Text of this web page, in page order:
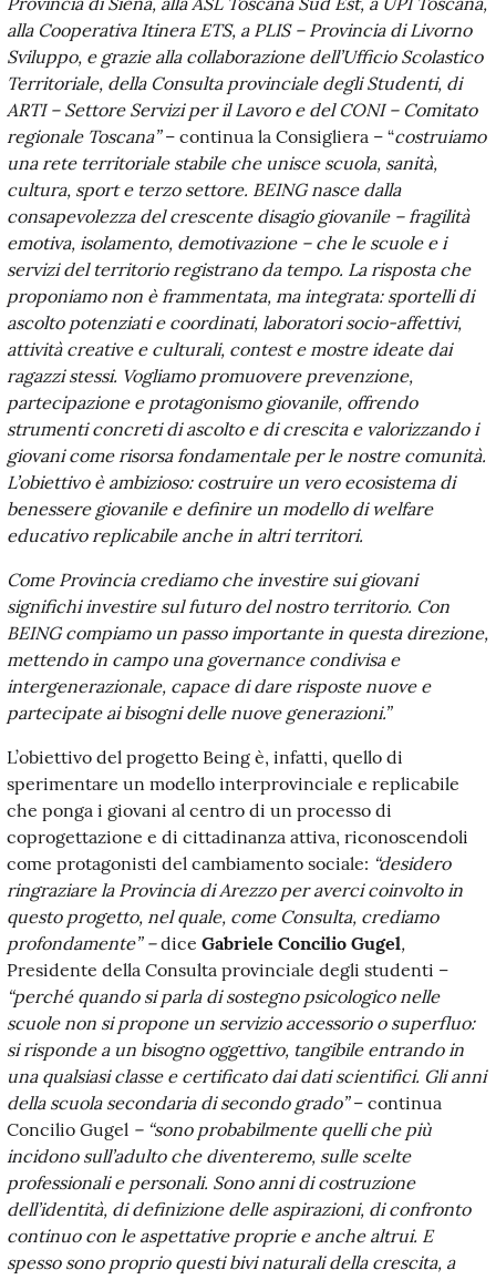
alla Cooperativa Itinera ETS, a PLIS – Provincia di Livorno
Sviluppo, e grazie alla collaborazione dell’Ufficio Scolastico
Territoriale, della Consulta provinciale degli Studenti, di
ARTI – Settore Servizi per il Lavoro e del CONI – Comitato
regionale Toscana”– continua la Consigliera – “costruiamo
una rete territoriale stabile che unisce scuola, sanità,
cultura, sport e terzo settore. BEING nasce dalla
consapevolezza del crescente disagio giovanile – fragilità
emotiva, isolamento, demotivazione – che le scuole e i
servizi del territorio registrano da tempo. La risposta che
proponiamo non è frammentata, ma integrata: sportelli di
ascolto potenziati e coordinati, laboratori socio-affettivi,
attività creative e culturali, contest e mostre ideate dai
ragazzi stessi. Vogliamo promuovere prevenzione,
partecipazione e protagonismo giovanile, offrendo
strumenti concreti di ascolto e di crescita e valorizzando i
giovani come risorsa fondamentale per le nostre comunità.
L’obiettivo è ambizioso: costruire un vero ecosistema di
benessere giovanile e definire un modello di welfare
educativo replicabile anche in altri territori.
Come Provincia crediamo che investire sui giovani
significhi investire sul futuro del nostro territorio. Con
BEING compiamo un passo importante in questa direzione,
mettendo in campo una governance condivisa e
intergenerazionale, capace di dare risposte nuove e
partecipate ai bisogni delle nuove generazioni.”
L’obiettivo del progetto Being è, infatti, quello di
sperimentare un modello interprovinciale e replicabile
che ponga i giovani al centro di un processo di
coprogettazione e di cittadinanza attiva, riconoscendoli
come protagonisti del cambiamento sociale: “desidero
ringraziare la Provincia di Arezzoper averci coinvolto in
questo progetto, nel quale, come Consulta, crediamo
profondamente” –dice Gabriele Concilio Gugel,
Presidente della Consulta provinciale degli studenti –
“perché quando si parla di sostegno psicologico nelle
scuole non si propone un servizio accessorio o superfluo:
si risponde a un bisogno oggettivo, tangibile entrando in
una qualsiasi classe e certificato dai dati scientifici. Gli anni
della scuola secondaria di secondo grado”– continua
Concilio Gugel – “sono probabilmente quelli che più
incidono sull’adulto che diventeremo, sulle scelte
professionali e personali. Sono anni di costruzione
dell’identità, di definizione delle aspirazioni, di confronto
continuo con le aspettative proprie eanche altrui. E
spesso sono proprio questibivi naturali della crescita, a